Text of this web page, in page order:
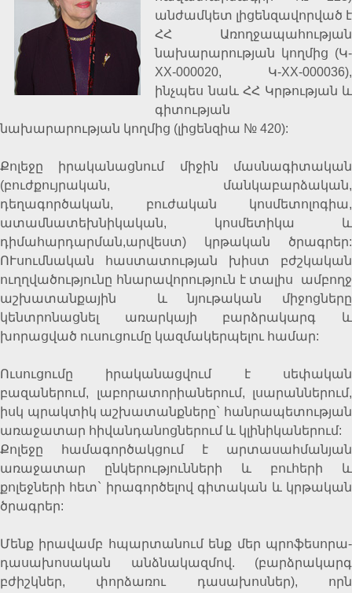
անժամկետ լիցենզավորված է
ՀՀ Առողջապահության
նախարարության կողմից (Կ-
XX-000020, Կ-XX-000036),
ինչպես նաև ՀՀ Կրթության և
գիտության
նախարարության կողմից (լիցենզիա № 420):
Քոլեջը իրականացնում միջին մասնագիտական
(բուժքույրական, մանկաբարձական,
դեղագործական, բուժական կոսմետոլոգիա,
ատամնատեխնիկական, կոսմետիկա և
դիմահարդարման,արվեստ) կրթական ծրագրեր:
ՈՒսումնական հաստատության խիստ բժշկական
ուղղվածությունը հնարավորություն է տալիս ամբողջ
աշխատանքային և նյութական միջոցները
կենտրոնացնել առարկայի բարձրակարգ և
խորացված ուսուցումը կազմակերպելու համար:
Ուսուցումը իրականացվում է սեփական
բազաներում, լաբորատորիաներում, լսարաններում,
իսկ պրակտիկ աշխատանքները` հանրապետության
առաջատար հիվանդանոցներում և կլինիկաներում:
Քոլեջը համագործակցում է արտասահմանյան
առաջատար ընկերությունների և բուհերի և
քոլեջների հետ` իրագործելով գիտական և կրթական
ծրագրեր:
Մենք իրավամբ հպարտանում ենք մեր պրոֆեսորա-
դասախոսական անձնակազմով. (բարձրակարգ
բժիշկներ, փորձառու դասախոսներ), որն